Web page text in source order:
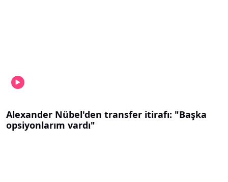
Alexander Nübel'den transfer itirafı: "Başka
opsiyonlarım vardı"